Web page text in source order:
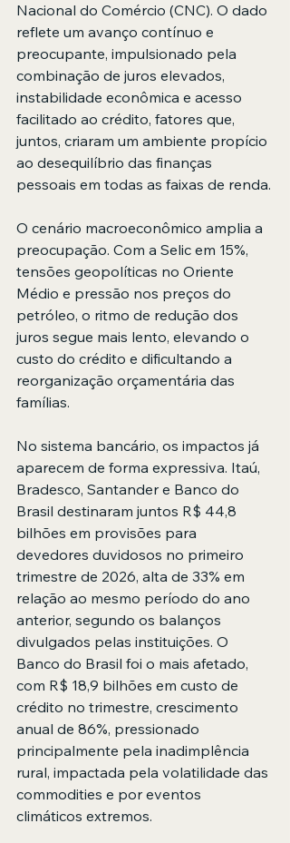
Nacional do Comércio (CNC). O dado
reflete um avanço contínuo e
preocupante, impulsionado pela
combinação de juros elevados,
instabilidade econômica e acesso
facilitado ao crédito, fatores que,
juntos, criaram um ambiente propício
ao desequilíbrio das finanças
pessoais em todas as faixas de renda.
O cenário macroeconômico amplia a
preocupação. Com a Selic em 15%,
tensões geopolíticas no Oriente
Médio e pressão nos preços do
petróleo, o ritmo de redução dos
juros segue mais lento, elevando o
custo do crédito e dificultando a
reorganização orçamentária das
famílias.
No sistema bancário, os impactos já
aparecem de forma expressiva. Itaú,
Bradesco, Santander e Banco do
Brasil destinaram juntos R$ 44,8
bilhões em provisões para
devedores duvidosos no primeiro
trimestre de 2026, alta de 33% em
relação ao mesmo período do ano
anterior, segundo os balanços
divulgados pelas instituições. O
Banco do Brasil foi o mais afetado,
com R$ 18,9 bilhões em custo de
crédito no trimestre, crescimento
anual de 86%, pressionado
principalmente pela inadimplência
rural, impactada pela volatilidade das
commodities e por eventos
climáticos extremos.